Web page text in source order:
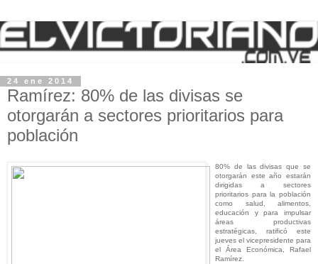
24 ene 2014
Ramírez: 80% de las divisas se
otorgarán a sectores prioritarios para
población
80% de las divisas que se
otorgarán este año estarán
dirigidas a sectores
prioritarios para la población
como salud, alimentos,
educación y para impulsar
áreas productivas
estratégicas, ratificó este
jueves el vicepresidente para
el Área Económica, Rafael
Ramírez.